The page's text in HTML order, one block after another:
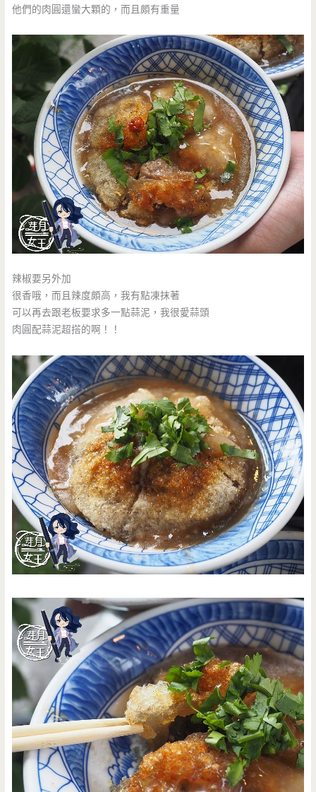
他們的肉圓還蠻大顆的，而且頗有重量
辣椒要另外加
很香哦，而且辣度頗高，我有點凍抹著
可以再去跟老板要求多一點蒜泥，我很愛蒜頭
肉圓配蒜泥超搭的啊！！